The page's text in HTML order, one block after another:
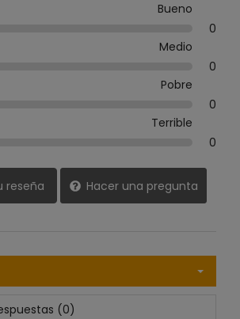
Bueno
0
Medio
0
Pobre
0
Terrible
0
reseña Hacer una pregunta
(0)